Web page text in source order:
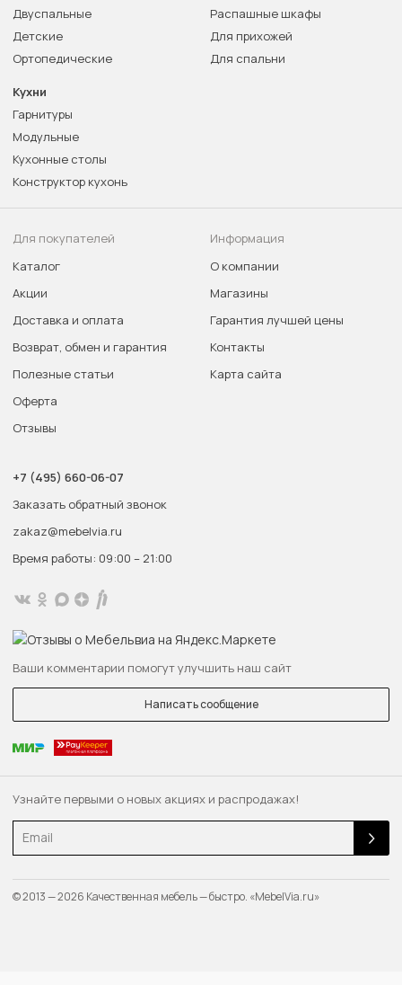
Узнайте первыми о новых акциях и распродажах!
Email
Двуспальные
Детские
Ортопедические
Распашные шкафы
Для прихожей
Для спальни
Кухни
Гарнитуры
Модульные
Кухонные столы
Конструктор кухонь
Для покупателей
Каталог
Акции
Доставка и оплата
Возврат, обмен и гарантия
Полезные статьи
Оферта
Отзывы
Информация
О компании
Магазины
Гарантия лучшей цены
Контакты
Карта сайта
+7 (495) 660-06-07
Заказать обратный звонок
zakaz@mebelvia.ru
Время работы: 09:00 – 21:00
Ваши комментарии помогут улучшить наш сайт
Написать сообщение
© 2013 — 2026 Качественная мебель — быстро. «MebelVia.ru»